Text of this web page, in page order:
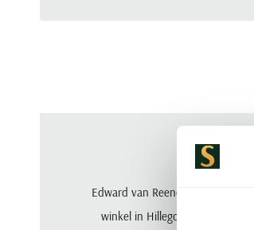
Edward van Reenen is
winkel in Hillegom. Hij werkt